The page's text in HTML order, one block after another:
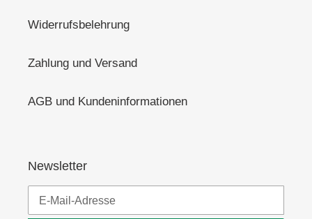
Widerrufsbelehrung
Zahlung und Versand
AGB und Kundeninformationen
Newsletter